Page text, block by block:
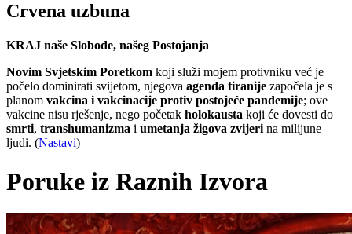
Crvena uzbuna
KRAJ naše Slobode, našeg Postojanja
Novim Svjetskim Poretkom koji služi mojem protivniku već je
počelo dominirati svijetom, njegova agenda tiranije započela je s
planom vakcina i vakcinacije protiv postojeće pandemije; ove
vakcine nisu rješenje, nego početak holokausta koji će dovesti do
smrti, transhumanizma i umetanja žigova zvijeri na milijune
ljudi. (Nastavi)
Poruke iz Raznih Izvora